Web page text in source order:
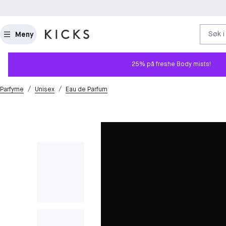
Meny Søk
25% på freshe Body mists!
Parfyme / Unisex / Eau de Parfum